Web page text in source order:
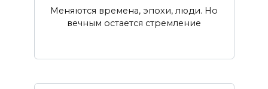
Меняются времена, эпохи, люди. Но
вечным остается стремление